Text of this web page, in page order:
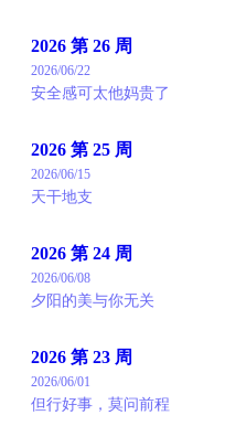
2026 第 26 周
2026/06/22
安全感可太他妈贵了
2026 第 25 周
2026/06/15
天干地支
2026 第 24 周
2026/06/08
夕阳的美与你无关
2026 第 23 周
2026/06/01
但行好事，莫问前程